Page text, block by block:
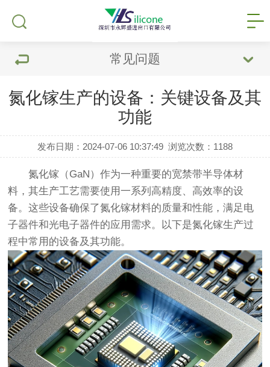
常见问题
氮化镓生产的设备：关键设备及其
功能
发布日期：2024-07-06 10:37:49 浏览次数： 1188
氮化镓（GaN）作为一种重要的宽禁带半导体材
料，其生产工艺需要使用一系列高精度、高效率的设
备。这些设备确保了氮化镓材料的质量和性能，满足电
子器件和光电子器件的应用需求。以下是氮化镓生产过
程中常用的设备及其功能。